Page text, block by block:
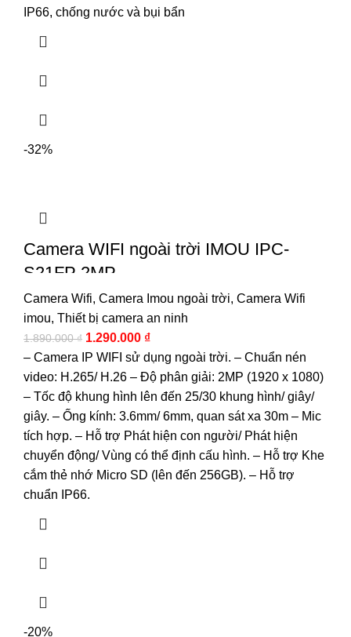
IP66, chống nước và bụi bẩn
-32%
Camera WIFI ngoài trời IMOU IPC-
S21FP 2MP
Camera Wifi, Camera Imou ngoài trời, Camera Wifi
imou, Thiết bị camera an ninh
1.890.000₫ 1.290.000 ₫
– Camera IP WIFI sử dụng ngoài trời. – Chuẩn nén
video: H.265/ H.26 – Độ phân giải: 2MP (1920 x 1080)
– Tốc độ khung hình lên đến 25/30 khung hình/ giây/
giây. – Ống kính: 3.6mm/ 6mm, quan sát xa 30m – Mic
tích hợp. – Hỗ trợ Phát hiện con người/ Phát hiện
chuyển động/ Vùng có thể định cấu hình. – Hỗ trợ Khe
cắm thẻ nhớ Micro SD (lên đến 256GB). – Hỗ trợ
chuẩn IP66.
-20%